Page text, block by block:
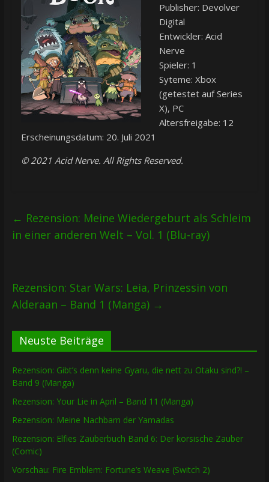
Publisher: Devolver
Digital
Entwickler: Acid
Nerve
Spieler: 1
Syteme: Xbox
(getestet auf Series
X), PC
Altersfreigabe: 12
Erscheinungsdatum: 20. Juli 2021
© 2021 Acid Nerve. All Rights Reserved.
← Rezension: Meine Wiedergeburt als Schleim
in einer anderen Welt – Vol. 1 (Blu-ray)
Rezension: Star Wars: Leia, Prinzessin von
Alderaan – Band 1 (Manga) →
Neuste Beiträge
Rezension: Gibt’s denn keine Gyaru, die nett zu Otaku sind?! –
Band 9 (Manga)
Rezension: Your Lie in April – Band 11 (Manga)
Rezension: Meine Nachbarn der Yamadas
Rezension: Elfies Zauberbuch Band 6: Der korsische Zauber
(Comic)
Vorschau: Fire Emblem: Fortune’s Weave (Switch 2)